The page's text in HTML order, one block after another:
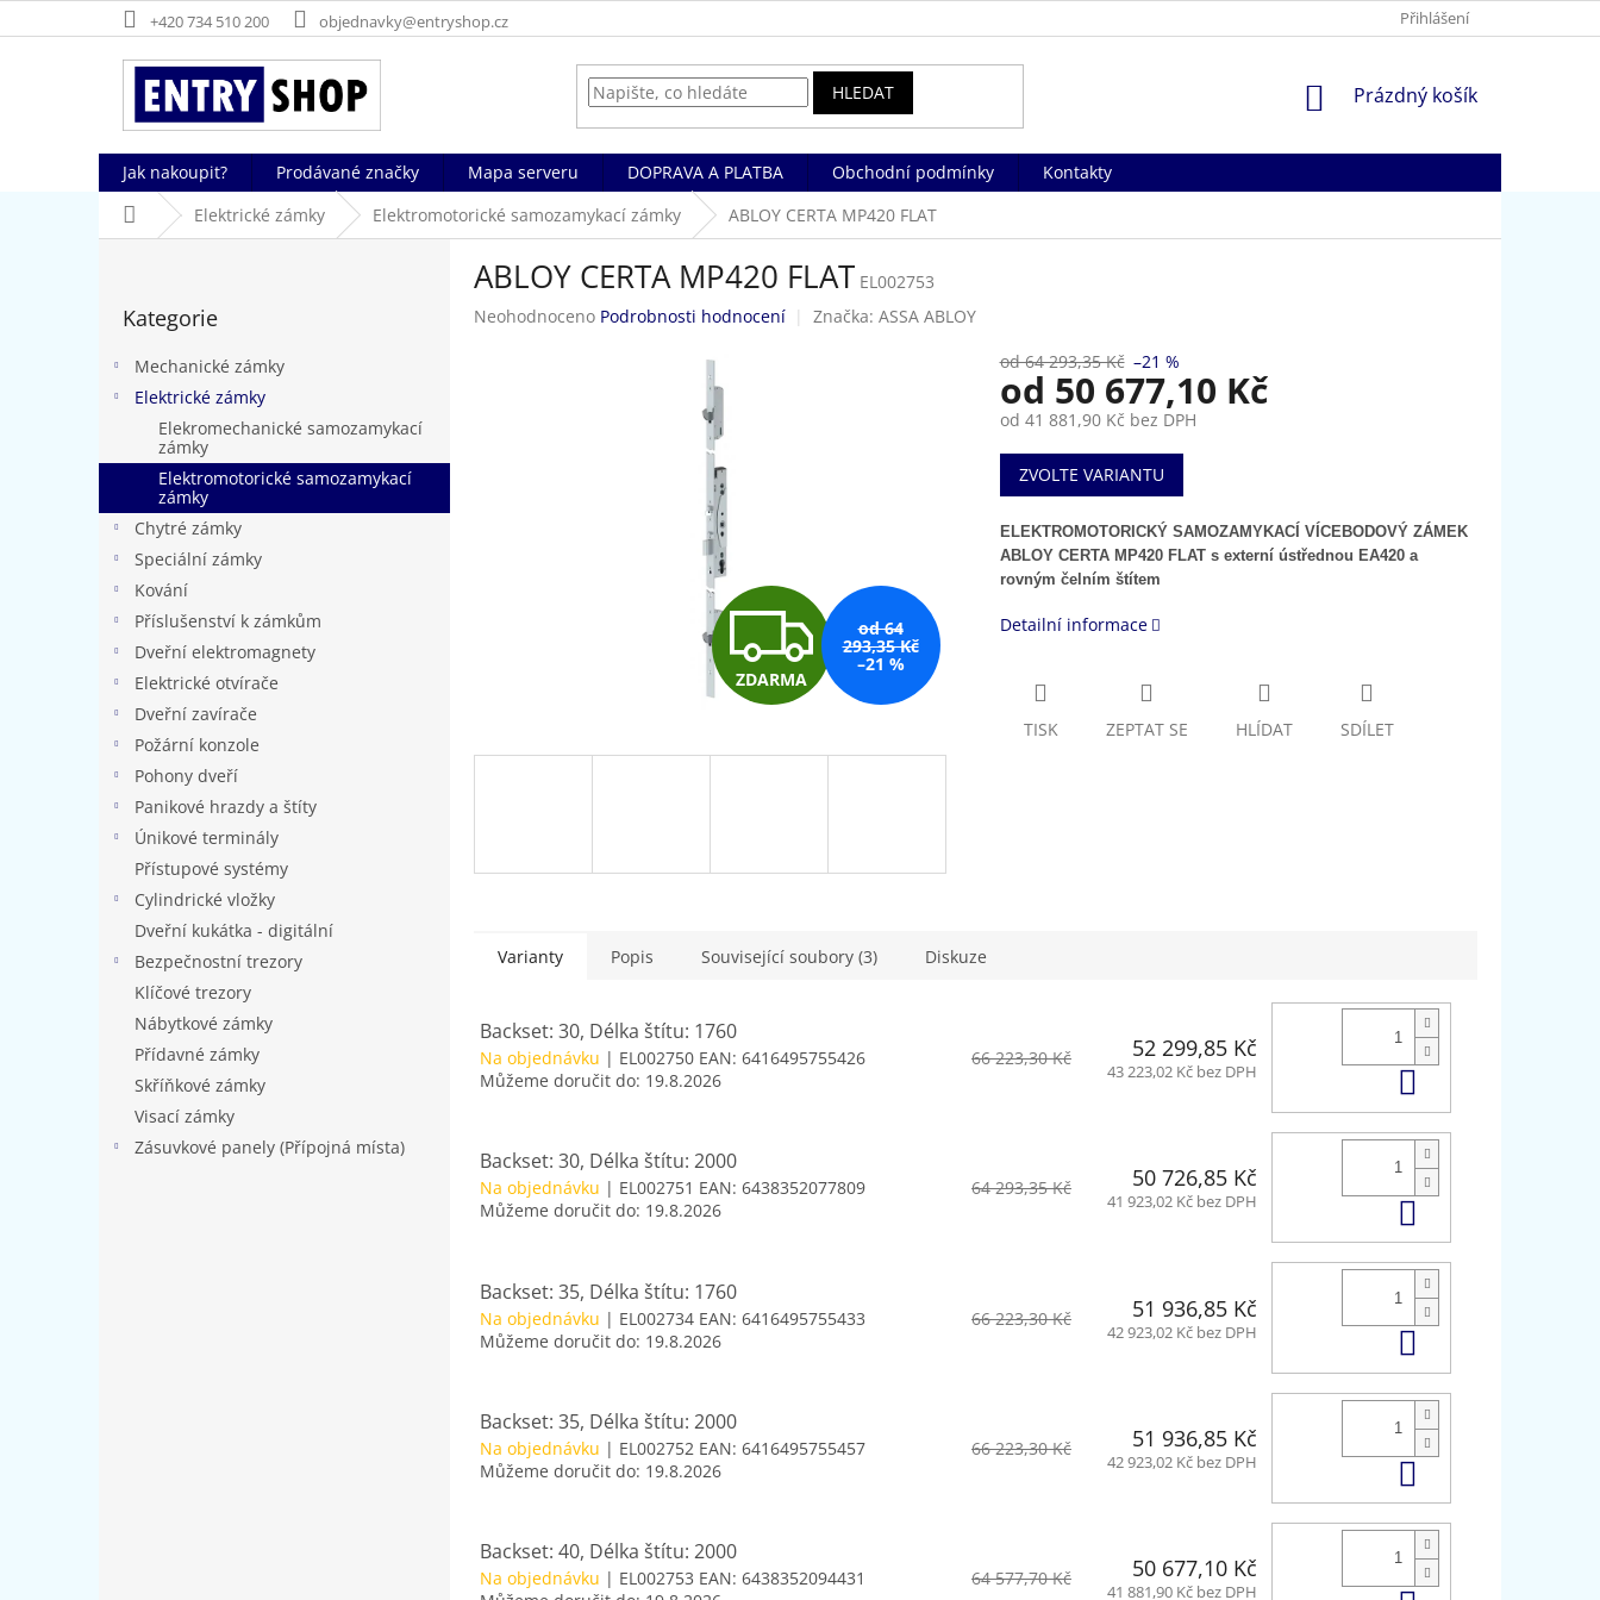
na
+420 734 510 200 objednavky@entryshop.cz Přihlášení
HLEDAT
NÁKUPNÍ
Prázdný košík
Jak nakoupit? Prodávané značky Mapa serveru DOPRAVA A PLATBA Obchodní podmínky
Kontakty
Domů Elektrické zámky Elektromotorické samozamykací zámky ABLOY CERTA MP420 FLAT
í
a
kategorie
Kategorie
Mechanické zámky
Elektrické zámky
Elekromechanické samozamykací
zámky
Elektromotorické samozamykací
zámky
Chytré zámky
Speciální zámky
Kování
Příslušenství k zámkům
Dveřní elektromagnety
Elektrické otvírače
Dveřní zavírače
Požární konzole
Pohony dveří
Panikové hrazdy a štíty
Únikové terminály
Přístupové systémy
Cylindrické vložky
Dveřní kukátka - digitální
Bezpečnostní trezory
Klíčové trezory
Nábytkové zámky
Přídavné zámky
Skříňkové zámky
Visací zámky
Zásuvkové panely (Přípojná místa)
ABLOY CERTA MP420 FLAT EL002753
Průměrné
Neohodnoceno Podrobnosti hodnocení Značka: ASSA ABLOY
Z
D
R
M
A
ZDARMA
od 64
293,35 Kč
–21 %
od 64 293,35 Kč –21 %
od 50 677,10 Kč
od 41 881,90 Kč bez DPH
Měrná
cena:
ZVOLTE VARIANTU
ELEKTROMOTORICKÝ SAMOZAMYKACÍ VÍCEBODOVÝ ZÁMEK
ABLOY CERTA MP420 FLAT s externí ústřednou EA420 a
rovným čelním štítem
Detailní informace
TISK ZEPTAT SE HLÍDAT SDÍLET
Varianty Popis Související soubory (3) Diskuze
Backset: 30, Délka štítu: 1760
Na objednávku | EL002750 EAN: 6416495755426
Můžeme doručit do: 19.8.2026
66 223,30 Kč 52 299,85 Kč
43 223,02 Kč bez DPH
Backset: 30, Délka štítu: 2000
Na objednávku | EL002751 EAN: 6438352077809
Můžeme doručit do: 19.8.2026
64 293,35 Kč 50 726,85 Kč
41 923,02 Kč bez DPH Do košíku
Backset: 35, Délka štítu: 1760
Na objednávku | EL002734 EAN: 6416495755433
Můžeme doručit do: 19.8.2026
66 223,30 Kč 51 936,85 Kč
42 923,02 Kč bez DPH
Backset: 35, Délka štítu: 2000
Na objednávku | EL002752 EAN: 6416495755457
Můžeme doručit do: 19.8.2026
66 223,30 Kč 51 936,85 Kč
42 923,02 Kč bez DPH Do košíku
Backset: 40, Délka štítu: 2000
Na objednávku | EL002753 EAN: 6438352094431
64 577,70 Kč 50 677,10 Kč
41 881,90 Kč bez DPH